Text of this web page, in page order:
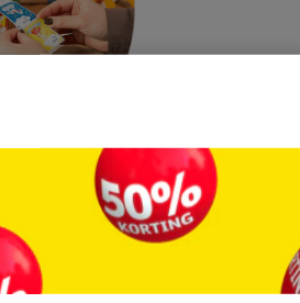
rechthoekige stukken. Knip ze
de stempels waarmee je ingepakte